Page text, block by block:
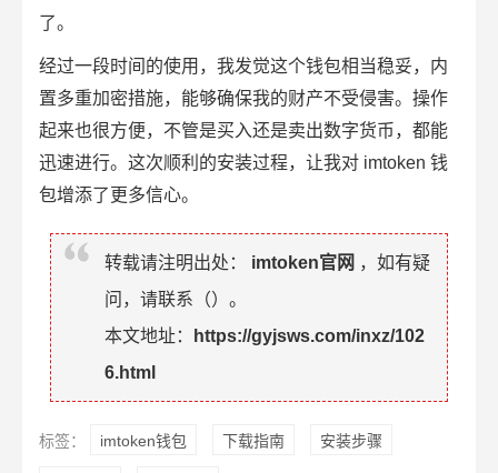
了。
经过一段时间的使用，我发觉这个钱包相当稳妥，内
置多重加密措施，能够确保我的财产不受侵害。操作
起来也很方便，不管是买入还是卖出数字货币 ，都能
迅速进行。这次顺利的安装过程，让我对 imtoken 钱
包增添了更多信心。
转载请注明出处： imtoken官网 ，如有疑
问，请联系（）。
本文地址：
https://gyjsws.com/inxz/102
6.html
标签： imtoken钱包 下载指南 安装步骤